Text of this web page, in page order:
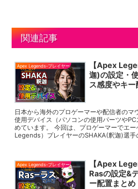
関連記事
Apex Legends-プレイヤー
【Apex
迦)の設定・
ス感度やキ
日本から海外のプロゲーマーや配信者のマ
使用デバイス（パソコンの使用パーツやPC
めています。 今回は、プロゲーマーでエ
Legends）プレイヤーのSHAKA(釈迦)選手
Apex Legends-プレイヤー
【Apex
Rasの設定&
ー配置まとめ